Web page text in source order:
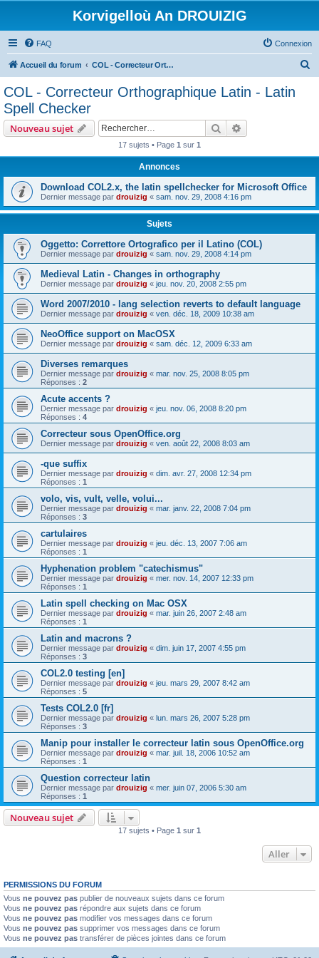
Korvigelloù An DROUIZIG
FAQ Connexion
Accueil du forum COL - Correcteur Orthographique Latin - Latin Spell Checker
COL - Correcteur Orthographique Latin - Latin
Spell Checker
Nouveau sujet Rechercher
17 sujets • Page 1 sur 1
Annonces
Download COL2.x, the latin spellchecker for Microsoft Office
Dernier message par drouizig « sam. nov. 29, 2008 4:16 pm
Sujets
Oggetto: Correttore Ortografico per il Latino (COL)
Dernier message par drouizig « sam. nov. 29, 2008 4:14 pm
Medieval Latin - Changes in orthography
Dernier message par drouizig « jeu. nov. 20, 2008 2:55 pm
Word 2007/2010 - lang selection reverts to default language
Dernier message par drouizig « ven. déc. 18, 2009 10:38 am
NeoOffice support on MacOSX
Dernier message par drouizig « sam. déc. 12, 2009 6:33 am
Diverses remarques
Dernier message par drouizig « mar. nov. 25, 2008 8:05 pm
Réponses : 2
Acute accents ?
Dernier message par drouizig « jeu. nov. 06, 2008 8:20 pm
Réponses : 4
Correcteur sous OpenOffice.org
Dernier message par drouizig « ven. août 22, 2008 8:03 am
-que suffix
Dernier message par drouizig « dim. avr. 27, 2008 12:34 pm
Réponses : 1
volo, vis, vult, velle, volui...
Dernier message par drouizig « mar. janv. 22, 2008 7:04 pm
Réponses : 3
cartulaires
Dernier message par drouizig « jeu. déc. 13, 2007 7:06 am
Réponses : 1
Hyphenation problem "catechismus"
Dernier message par drouizig « mer. nov. 14, 2007 12:33 pm
Réponses : 1
Latin spell checking on Mac OSX
Dernier message par drouizig « mar. juin 26, 2007 2:48 am
Réponses : 1
Latin and macrons ?
Dernier message par drouizig « dim. juin 17, 2007 4:55 pm
Réponses : 3
COL2.0 testing [en]
Dernier message par drouizig « jeu. mars 29, 2007 8:42 am
Réponses : 5
Tests COL2.0 [fr]
Dernier message par drouizig « lun. mars 26, 2007 5:28 pm
Réponses : 3
Manip pour installer le correcteur latin sous OpenOffice.org
Dernier message par drouizig « mar. juil. 18, 2006 10:52 am
Réponses : 1
Question correcteur latin
Dernier message par drouizig « mer. juin 07, 2006 5:30 am
Réponses : 1
Nouveau sujet
17 sujets • Page 1 sur 1
Aller
PERMISSIONS DU FORUM
Vous ne pouvez pas publier de nouveaux sujets dans ce forum
Vous ne pouvez pas répondre aux sujets dans ce forum
Vous ne pouvez pas modifier vos messages dans ce forum
Vous ne pouvez pas supprimer vos messages dans ce forum
Vous ne pouvez pas transférer de pièces jointes dans ce forum